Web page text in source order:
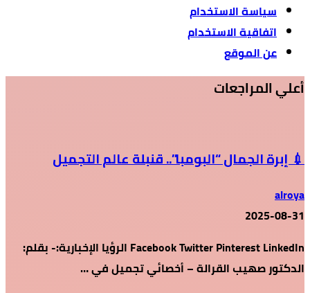
سياسة الاستخدام
اتفاقية الاستخدام
عن الموقع
أعلي المراجعات
💉 إبرة الجمال “البومبا”.. قنبلة عالم التجميل
alroya
2025-08-31
Facebook Twitter Pinterest LinkedIn الرؤيا الإخبارية:- بقلم:
الدكتور صهيب القرالة – أخصائي تجميل في …